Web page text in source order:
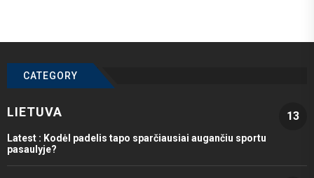
CATEGORY
LIETUVA 13
Latest : Kodėl padelis tapo sparčiausiai augančiu sportu
pasaulyje?